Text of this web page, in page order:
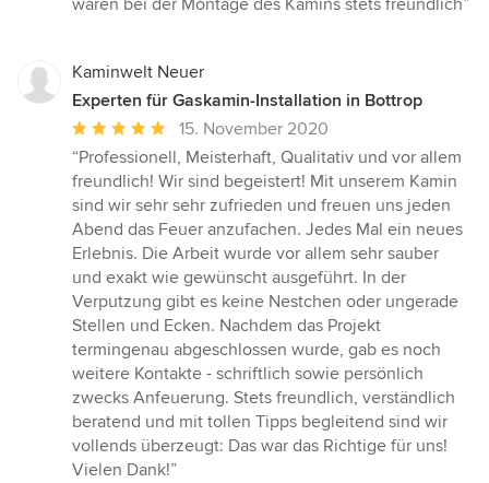
waren bei der Montage des Kamins stets freundlich”
Kaminwelt Neuer
Experten für Gaskamin-Installation in Bottrop
Durchschnittliche
Bewertung:
5
von
5
Sternen
15. November 2020
“Professionell, Meisterhaft, Qualitativ und vor allem
freundlich! Wir sind begeistert! Mit unserem Kamin
sind wir sehr sehr zufrieden und freuen uns jeden
Abend das Feuer anzufachen. Jedes Mal ein neues
Erlebnis. Die Arbeit wurde vor allem sehr sauber
und exakt wie gewünscht ausgeführt. In der
Verputzung gibt es keine Nestchen oder ungerade
Stellen und Ecken. Nachdem das Projekt
termingenau abgeschlossen wurde, gab es noch
weitere Kontakte - schriftlich sowie persönlich
zwecks Anfeuerung. Stets freundlich, verständlich
beratend und mit tollen Tipps begleitend sind wir
vollends überzeugt: Das war das Richtige für uns!
Vielen Dank!”